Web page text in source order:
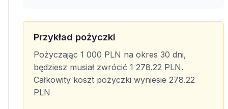
Przykład pożyczki
Pożyczając 1 000 PLN na okres 30 dni,
będziesz musiał zwrócić 1 278.22 PLN.
Całkowity koszt pożyczki wyniesie 278.22
PLN